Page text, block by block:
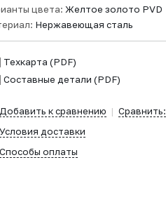
цвета: Желтое золото PVD
Нержавеющая сталь
Техкарта (PDF)
Составные детали (PDF)
Добавить к сравнению | Сравнить:
Условия доставки
Способы оплаты